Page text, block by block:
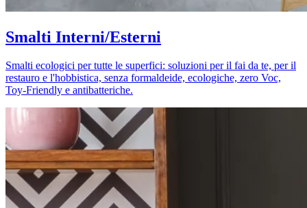
Smalti Interni/Esterni
Smalti ecologici per tutte le superfici: soluzioni per il fai da te, per il
restauro e l'hobbistica, senza formaldeide, ecologiche, zero Voc,
Toy-Friendly e antibatteriche.